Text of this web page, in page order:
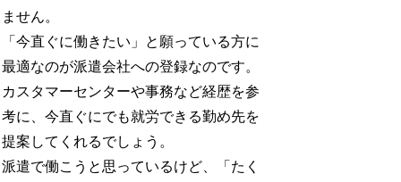
ません。
「今直ぐに働きたい」と願っている方に
最適なのが派遣会社への登録なのです。
カスタマーセンターや事務など経歴を参
考に、今直ぐにでも就労できる勤め先を
提案してくれるでしょう。
派遣で働こうと思っているけど、「たく